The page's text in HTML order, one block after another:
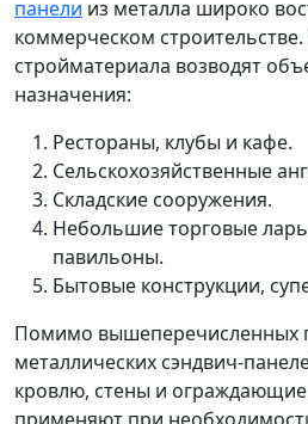
панели из металла широко
коммерческом строительстве.
стройматериала возводят
назначения:
Рестораны, клубы и кафе.
Сельскохозяйственные
Складские сооружения.
Небольшие торговые
павильоны.
Бытовые конструкции,
Помимо вышеперечисленных
металлических сэндвич-
кровлю, стены и ограждающие